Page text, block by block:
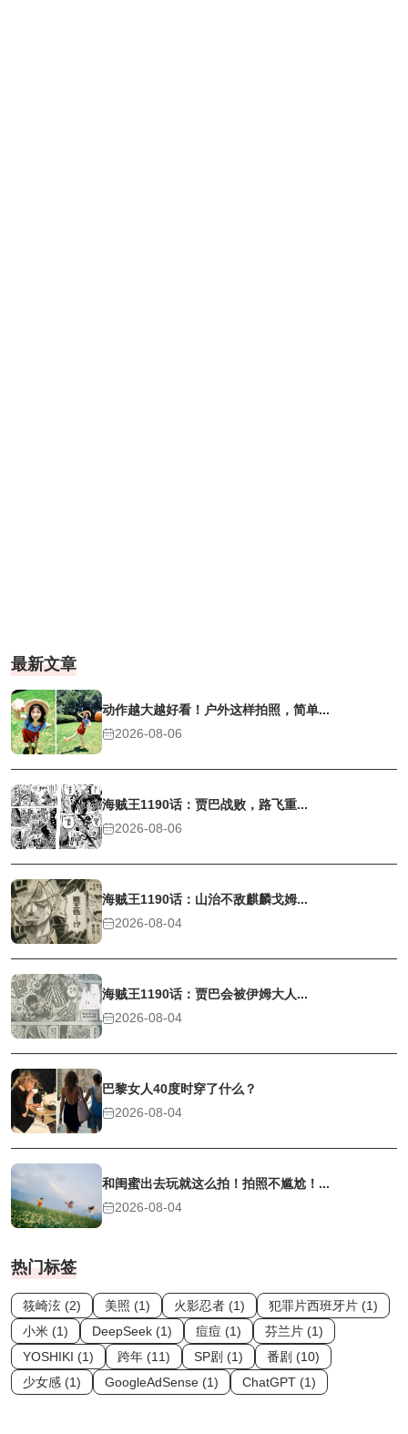
最新文章
动作越大越好看！户外这样拍照，简单...
2026-08-06
海贼王1190话：贾巴战败，路飞重...
2026-08-06
海贼王1190话：山治不敌麒麟戈姆...
2026-08-04
海贼王1190话：贾巴会被伊姆大人...
2026-08-04
巴黎女人40度时穿了什么？
2026-08-04
和闺蜜出去玩就这么拍！拍照不尴尬！...
2026-08-04
热门标签
筱崎泫 (2) 美照 (1) 火影忍者 (1)
犯罪片西班牙片 (1)
小米 (1)
DeepSeek (1) 痘痘 (1)
芬兰片 (1)
YOSHIKI (1)
跨年 (11) SP剧 (1)
番剧 (10)
少女感 (1)
GoogleAdSense (1) ChatGPT (1)